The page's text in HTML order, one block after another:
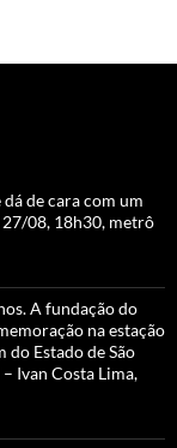
de cara com um
08, 18h30, metrô
A fundação do
na estação
do Estado de São
Ivan Costa Lima,